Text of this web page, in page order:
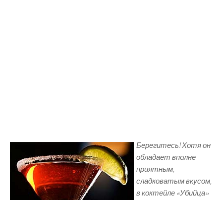
Берегитесь! Хотя он
обладает вполне
приятным,
сладковатым вкусом,
в коктейле «Убийца»